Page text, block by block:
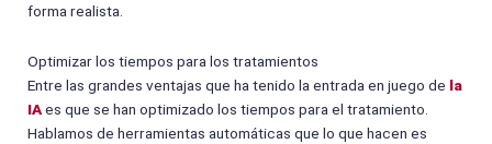
forma realista.
Optimizar los tiempos para los tratamientos
Entre las grandes ventajas que ha tenido la entrada en juego de la
IAes que se han optimizado los tiempos para el tratamiento.
Hablamos de herramientas automáticas que lo que hacen es